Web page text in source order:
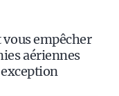
empêcher
aériennes